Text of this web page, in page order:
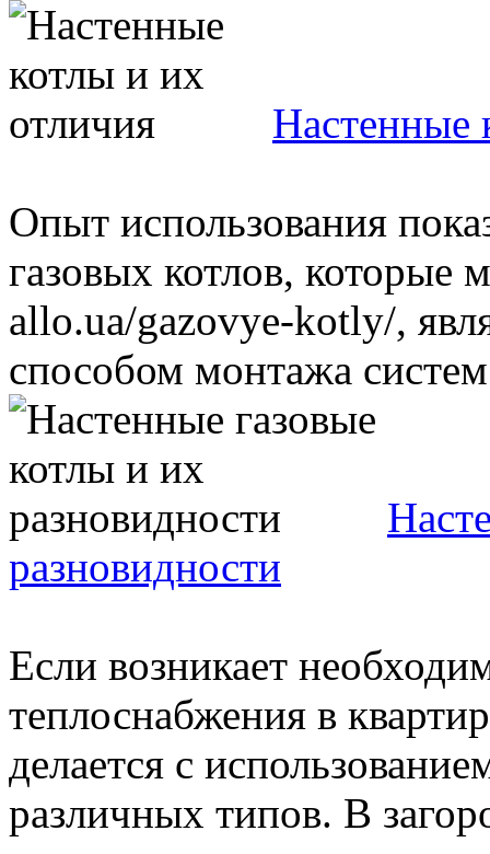
Настенные
Опыт использования
газовых котлов, которые
allo.ua/gazovye-kotly/,
способом монтажа
разновидности
Если возникает
теплоснабжения в
делается с
различных типов. В